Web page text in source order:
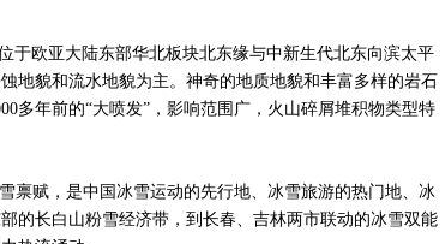
于欧亚大陆东部华北板块北东缘与中新生代北东向滨太平
地貌和流水地貌为主。神奇的地质地貌和丰富多样的岩石
多年前的“大喷发”，影响范围广，火山碎屑堆积物类型特
禀赋，是中国冰雪运动的先行地、冰雪旅游的热门地、冰
的长白山粉雪经济带，到长春、吉林两市联动的冰雪双能